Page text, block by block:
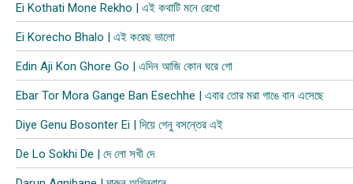
Ei Kothati Mone Rekho | এই কথাটি মনে রেখো
Ei Korecho Bhalo | এই করেছ ভালো
Edin Aji Kon Ghore Go | এদিন আজি কোন ঘরে গো
Ebar Tor Mora Gange Ban Esechhe | এবার তোর মরা গাঙে বান এসেছে
Diye Genu Bosonter Ei | দিয়ে গেনু বসন্তের এই
De Lo Sokhi De | দে লো সখী দে